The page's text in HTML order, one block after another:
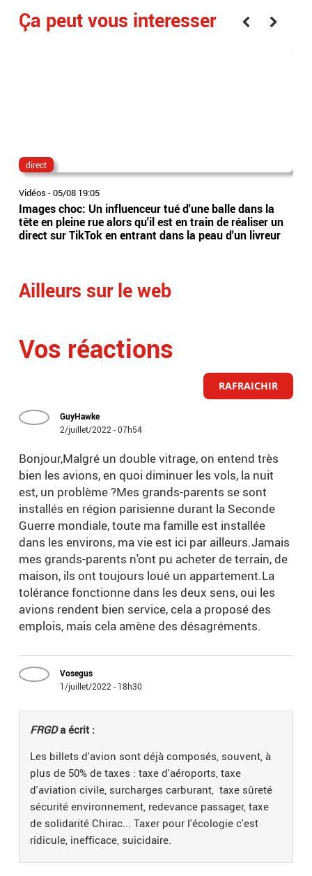
Ça peut vous interesser
direct
Vidéos -05/08 19:05
Images choc: Un influenceur tué d'une balle dans la
tête en pleine rue alors qu'il est en train de réaliser un
direct sur TikTok en entrant dans la peau d'un livreur
Ailleurs sur le web
Vos réactions
RAFRAICHIR
GuyHawke
2/juillet/2022 - 07h54
Bonjour,Malgré un double vitrage, on entend très
bien les avions, en quoi diminuer les vols, la nuit
est, un problème ?Mes grands-parents se sont
installés en région parisienne durant la Seconde
Guerre mondiale, toute ma famille est installée
dans les environs, ma vie est ici par ailleurs.Jamais
mes grands-parents n'ont pu acheter de terrain, de
maison, ils ont toujours loué un appartement.La
tolérance fonctionne dans les deux sens, oui les
avions rendent bien service, cela a proposé des
emplois, mais cela amène des désagréments.
Vosegus
1/juillet/2022 - 18h30
FRGDa écrit :
Les billets d'avion sont déjà composés, souvent, à
plus de 50% de taxes : taxe d'aéroports, taxe
d'aviation civile, surcharges carburant, taxe sûreté
sécurité environnement, redevance passager, taxe
de solidarité Chirac... Taxer pour l'écologie c'est
ridicule, inefficace, suicidaire.